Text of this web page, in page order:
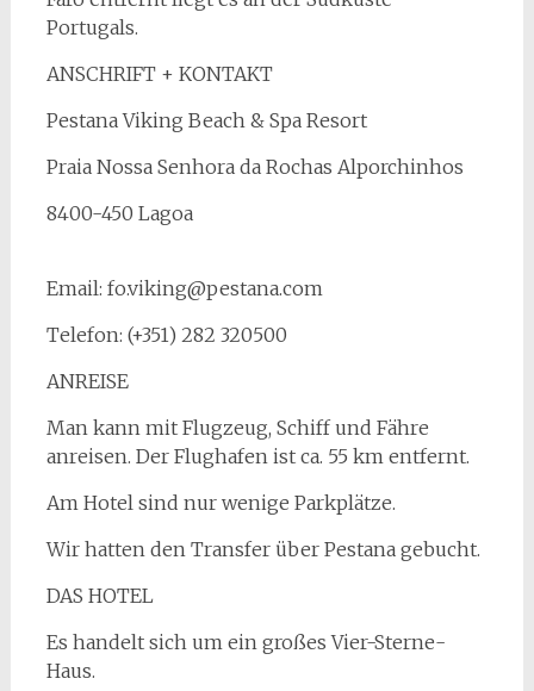
Portugals.
ANSCHRIFT + KONTAKT
Pestana Viking Beach & Spa Resort
Praia Nossa Senhora da Rochas Alporchinhos
8400-450 Lagoa
Email: fo.viking@pestana.com
Telefon: (+351) 282 320500
ANREISE
Man kann mit Flugzeug, Schiff und Fähre
anreisen. Der Flughafen ist ca. 55 km entfernt.
Am Hotel sind nur wenige Parkplätze.
Wir hatten den Transfer über Pestana gebucht.
DAS HOTEL
Es handelt sich um ein großes Vier-Sterne-
Haus.